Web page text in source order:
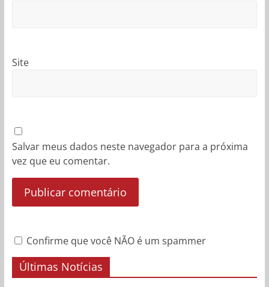
Site
Salvar meus dados neste navegador para a próxima
vez que eu comentar.
Confirme que você NÃO é um spammer
Últimas Notícias